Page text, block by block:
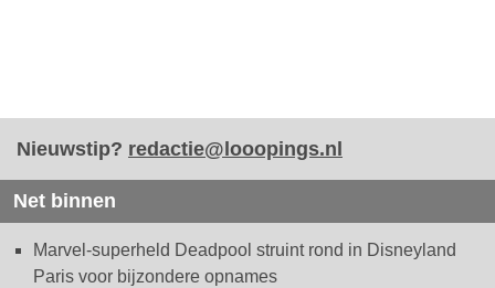
Nieuwstip? redactie@looopings.nl
Net binnen
Marvel-superheld Deadpool struint rond in Disneyland
Paris voor bijzondere opnames